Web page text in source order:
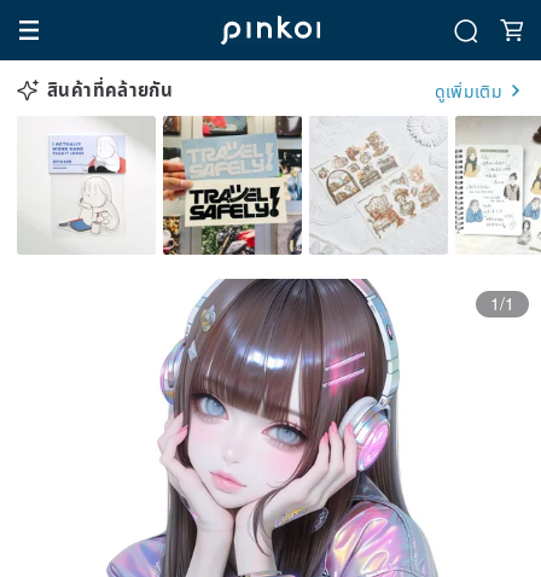
สินค้าที่คล้ายกัน ดูเพิ่มเติม
1/1